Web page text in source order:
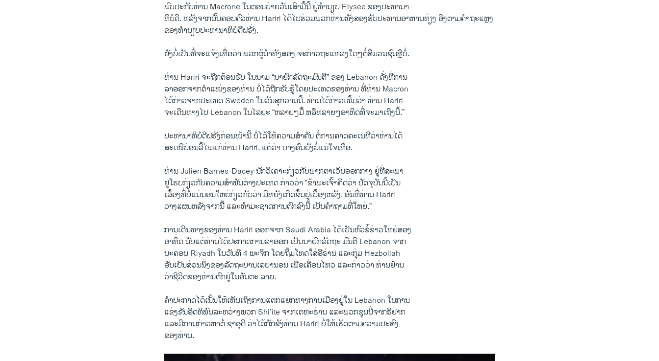
ພົບ​ປະ​ກັບ​ທ່ານ Macrone ​ໃນຕອນ​ບ່າຍ​ວັນເສົາ​ມື້ນີ້ ຢູ່ທຳນຽບ Elysee ຂອງປະທານາ
ທິບໍດີ. ຫລັງ​ຈາກ​ນັ້ນຄອບຄົວ​ທ່ານ Hariri ​ໄດ້​ໄປຮ່ວມ​ພວກທ່ານ​ທັງ​ສອງຮັບ​ປະທານ​ອາຫານທ່ຽງ ອີງຕາມຄຳຖະແຫຼງ
ຂອງທຳນຽບປະ​ທານາທິບໍດີ​ຝຣັ່ງ​.
ຍັງບໍ່​ເປັນ​ທີ່​ຈະ​ແຈ້ງ​ເທື່ອວ່າ ພວກ​ຜູ້ນຳ​ທັງ​ສອງ ​ຈະ​ກ່າວ​ຖະ​ແຫລ​ງ​ໃດ​ໆ​ຕໍ່​ສື່​ມວນ​ຊົນຫຼືບໍ່.
ທ່ານ Hariri ຈະ​ຖືກ​ຕ້ອນຮັບ ​ໃນ​ນາມ “ນາຍົກລັດຖະມົນຕີ” ຂອງ Lebanon ດັ່ງ​ທີ່​ການ
​ລາ​ອອກ​ຈາກ​ຕຳ​ແໜ່​ງຂອງ​ທ່ານ​ ບໍ່​ໄດ້​ຖືກ​ຮັບ​ຮູ້​ໂດຍ​ປະ​ເທດ​ຂອງ​ທ່ານ ທີ່ທ່ານ Macron
​ໄດ້​ກ່າວ​ຈາກ​ປະ​ເທດ Sweden ​ໃນ​ວັນ​ສຸກ​ວານ​ນີ້. ທ່່ານ​ໄດ້​ກ່າວ​ເພີ້​ມວ່າ ທ່ານ Hariri
ຈະ​ເດີນທາງ​ໄປ Lebanon ​ໃນໄລຍະ “ຫລາຍໆ​ມື້ ຫລື​ຫລາຍໆ​ອາທິດທີ່​ຈະ​ມາ​ເຖິງນີ້.”
ປະທານາທິບໍດີ​ຝຣັ່ງກ່ອນ​ໜ້າ​ນີ້ ​ບໍ່ໄດ້ໃຫ້ຄວາມສຳຄັນ ຕໍ່ການຄາດຄະເນທີ່ວ່າ​ທ່ານ​ໄດ້​
ສະ​ເໜີ​ບ່ອນ​ລີ້​ໄພ​ແກ່ທ່ານ Hariri. ​ແຕ່​ວ່າ ບາງຄົນຍັງບໍ່ແນ່ໃຈເທື່ອ.
ທ່ານ Julien Barnes-Dacey ນັກວິ​ເຄາະ​ກ່ຽວກັບພາກຕາ​ເວັນ​ອອກ​ກາງ ຢູ່​ທີ່ສະພາ​
ຢູ​ໂຣບກ່ຽວ​ກັບ​ຄວາມ​ສຳພັນ​ຕ່າງປະ​ເທດ ກ່າວ​ວ່າ “ຂ້າພະ​ເຈົ້າ​ຄິດ​ວ່າ ປັດຈຸບັນນີ້​ເປັນ​
ເລື້ອງທີ່​ບໍ່​ແນ່ນອນ​ໃຫຍ່​ກ່ຽວກັບ​ວ່າ ​ມີ​ຫຍັງ​ເກີດ​ຂຶ້ນ​ຢູ່​ເບື້ອງ​ຫລັງ. ອັນ​ທີ່​ທ່ານ Hariri
ວາງ​ແຜນຫລັງ​ຈາກ​ນີ້ິ ​ແລະ​ທຳ​ມະ​ຊາດ​ການ​ຕົກລົງ​ນີ້ ​ເປັນ​ຄຳ​ຖາມ​ທີ່​ໃຫຍ່.”
ການ​ເດີນທາງ​ຂອງ​ທ່ານ Hariri ອອກ​ຈາກ Saudi Arabia ​ໄດ້​ເປັນ​ຫົວ​ຂໍ້ຂ່າວໃຫຍ່​ສອງ
​ອາທິດ ນັບ​ແຕ່​ທ່ານ​ໄດ້​ປະກາດ​ການ​ລາ​ອອກ ​ເປັນ​ນາຍົກລັດຖະ ມົນຕີ Lebanon ຈາກ
ນະຄອນ Riyadh ​ໃນ​ວັນ​ທີ 4 ພະ​ຈິກ ໂດຍຖິ້ມ​ໂທດ​ໃສ່​ອີຣ່ານ ​ແລະກຸ່ມ Hezbollah
ອັນເປັນ​ສ່ວນ​ນຶ່ງຂອງ​ລັດຖະບານເລ​ບາ​ນອນ ​ເພື່ອ​ເຄື່ອນ​ໄຫວ ​ແລະ​ກ່າວ​ວ່າ ທ່ານ​ຢ້ານ
​ວ່າ​ຊີວິດ​ຂອງ​ທ່ານຕົກຢູ່ໃນອັນຕະ ລາຍ.
ຄຳ​ປະກາດ​ໄດ້​ເນັ້ນໃຫ້ເຫັນ​ເຖິງ​ການ​ແຕກ​ແຍກທາງການ​ເມືອງຢູ່​ໃນ Lebanon ​ໃນ​ການ
​ແຂ່ງ​ຂັນ​ອິດ​ທິພົນ​ລະຫວ່າງພວກ Shi’ite ​ຈາກເຕຫະຣ່ານ ​ແລະ​ພວກຊຸນນີ່ຈາກຣິຢາກ
ແລະມີ​ການ​ກ່າວ​ຫາຕໍ່ ຊາ​ອຸ​ດີ ວ່າ​ໄດ້​ກັກ​ຂັງ​ທ່ານ Hariri ບໍ່ໃຫ້ເຮັດຕາມຄວາມປະສົງ​
ຂອງ​ທ່ານ.